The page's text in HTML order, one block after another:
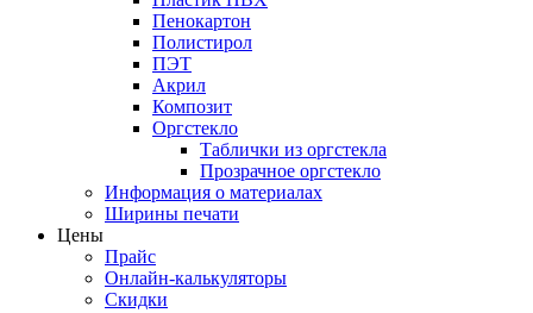
Пенокартон
Полистирол
ПЭТ
Акрил
Композит
Оргстекло
Таблички из оргстекла
Прозрачное оргстекло
Информация о материалах
Ширины печати
Цены
Прайс
Онлайн-калькуляторы
Скидки